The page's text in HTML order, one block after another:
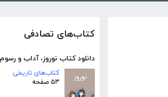
کتاب‌های تصادفی
دانلود کتاب نوروز، آداب و رسوم
کتاب‌های تاریخی
۵۳ صفحه